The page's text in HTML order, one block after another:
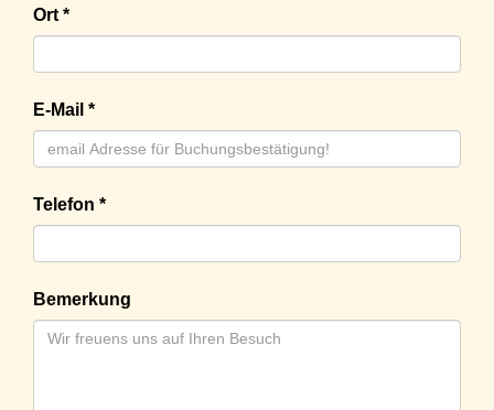
Ort *
E-Mail *
Telefon *
Bemerkung